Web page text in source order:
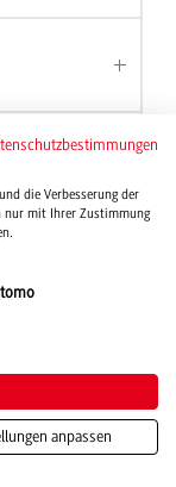
die Verbesserung der
nur mit Ihrer Zustimmung
anpassen